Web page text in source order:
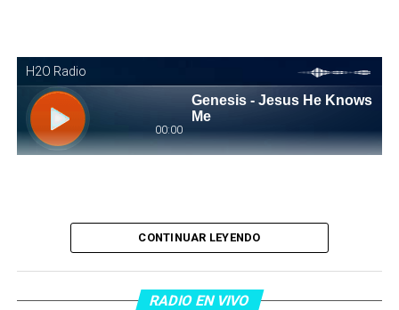
Piantaos por el Tango. Piantaos por el Tango es un
programa radiofónico semanal conducido y dirigido por
Raúl Mamone con el objetivo de difundir el Tango desde
CONTINUAR LEYENDO
RADIO EN VIVO